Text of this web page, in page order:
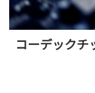
コーデックチ